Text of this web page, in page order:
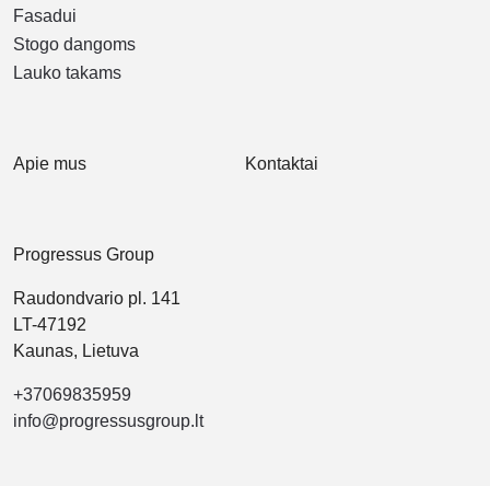
Fasadui
Stogo dangoms
Lauko takams
Apie mus Kontaktai
Progressus Group
Raudondvario pl. 141
LT-47192
Kaunas, Lietuva
+37069835959
info@progressusgroup.lt